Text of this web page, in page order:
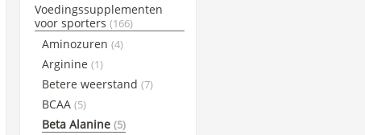
Maxim
Maurten
NamedSport
PowerBar
Qwin
Science in Sports
Voedingssupplementen
voor sporters (166)
Aminozuren (4)
Arginine (1)
Betere weerstand (7)
BCAA (5)
Beta Alanine (5)